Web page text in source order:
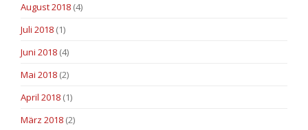
August 2018 (4)
Juli 2018 (1)
Juni 2018 (4)
Mai 2018 (2)
April 2018 (1)
März 2018 (2)